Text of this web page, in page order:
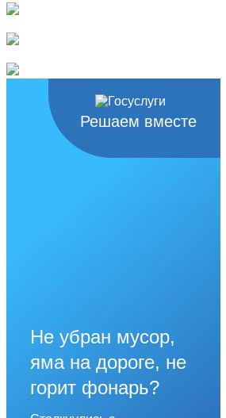
Решаем вместе
Не убран мусор,
яма на дороге, не
горит фонарь?